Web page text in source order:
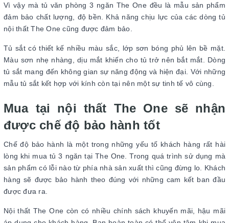
Vì vậy mà tủ văn phòng 3 ngăn The One đều là mẫu sản phẩm
đảm bảo chất lượng, độ bền. Khả năng chịu lực của các dòng tủ
nội thất The One cũng được đảm bảo.
Tủ sắt có thiết kế nhiều màu sắc, lớp sơn bóng phủ lên bề mặt.
Màu sơn nhẹ nhàng, dịu mắt khiến cho tủ trở nên bắt mắt. Dòng
tủ sắt mang đến không gian sự năng động và hiện đại. Với những
mẫu tủ sắt kết hợp với kính còn tại nên một sự tinh tế vô cùng.
Mua tại nội thất The One sẽ nhận
được chế độ bảo hành tốt
Chế độ bảo hành là một trong những yếu tố khách hàng rất hài
lòng khi mua tủ 3 ngăn tại The One. Trong quá trình sử dụng mà
sản phẩm có lỗi nào từ phía nhà sản xuất thì cũng đừng lo. Khách
hàng sẽ được bảo hành theo đúng với những cam kết ban đầu
được đưa ra.
Nội thất The One còn có nhiều chính sách khuyến mãi, hậu mãi